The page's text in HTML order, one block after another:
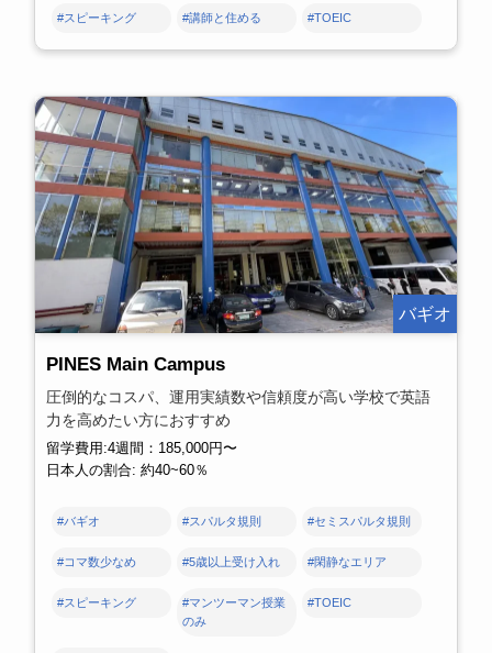
#スピーキング #講師と住める #TOEIC
バギオ
PINES Main Campus
圧倒的なコスパ、運用実績数や信頼度が高い学校で英語
力を高めたい方におすすめ
留学費用:4週間：185,000円〜
日本人の割合: 約40~60％
#バギオ #スパルタ規則 #セミスパルタ規則
#コマ数少なめ #5歳以上受け入れ #閑静なエリア
#スピーキング
#マンツーマン授業
のみ
#TOEIC